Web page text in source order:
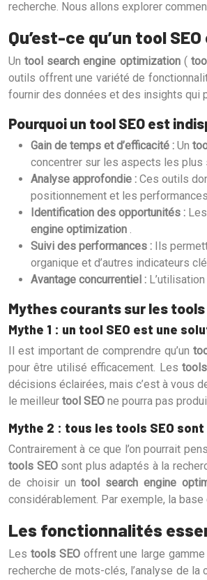
recherche. Nous allons explorer
Qu’est-ce qu’un tool
Untool search engine optimization (
outils offrent une variété de
fournir des données et des insights qui
Pourquoi un tool SEO est
Gain de temps et d’efficacité : Un
concentrer sur les aspects les plus
Analyse approfondie : Ces outils
positionnement et les
Identification des opportunités : Les
engine optimization .
Suivi des performances : Ils
organique et d’autres indicateurs
Avantage concurrentiel : L’utilisation
Mythes courants sur les tools
Mythe 1 : un tool SEO est une
Il est important de comprendre qu’un
pour être utilisé efficacement. Les
décisions éclairées, mais c’est à vous
le meilleur tool SEO ne pourra pas
Mythe 2 : tous les tools SEO
Contrairement à ce que l’on pourrait
tools SEO sont plus adaptés à la
de choisir untool search engine
considérablement. Par exemple, la
Les fonctionnalités
Les tools SEO offrent une large
recherche de mots-clés, l’analyse de